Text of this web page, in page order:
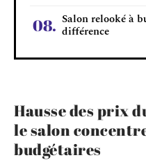
Salon relooké à
différence
Hausse des prix
le salon
budgétaires